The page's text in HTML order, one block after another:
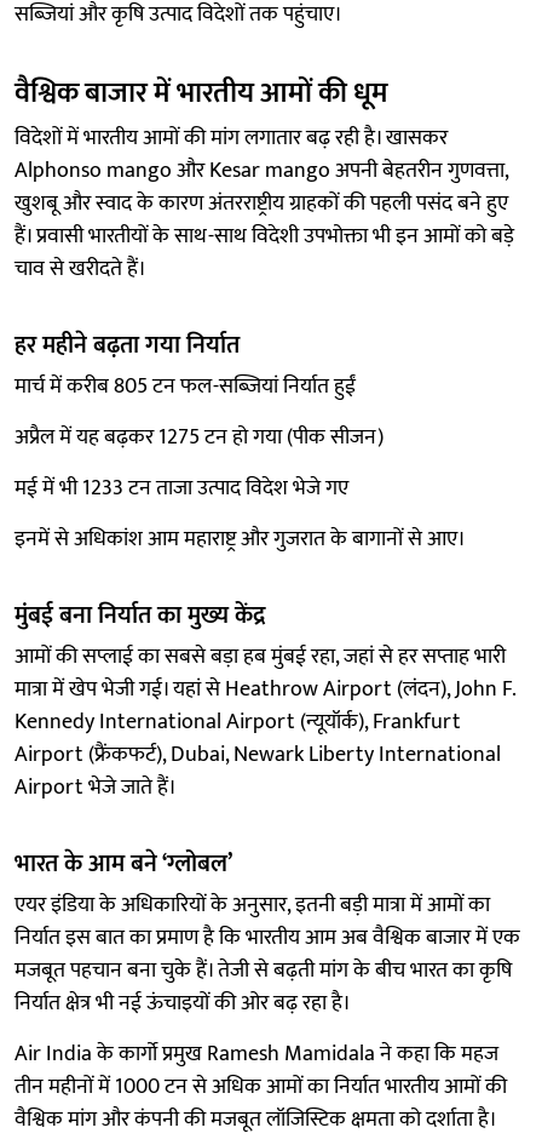
सब्जियां और कृषि उत्पाद विदेशों तक पहुंचाए।
वैश्विक बाजार में भारतीय आमों की धूम
विदेशों में भारतीय आमों की मांग लगातार बढ़ रही है। खासकर
Alphonso mango और Kesar mango अपनी बेहतरीन गुणवत्ता,
खुशबू और स्वाद के कारण अंतरराष्ट्रीय ग्राहकों की पहली पसंद बने हुए
हैं। प्रवासी भारतीयों के साथ-साथ विदेशी उपभोक्ता भी इन आमों को बड़े
चाव से खरीदते हैं।
हर महीने बढ़ता गया निर्यात
मार्च में करीब 805 टन फल-सब्जियां निर्यात हुईं
अप्रैल में यह बढ़कर 1275 टन हो गया (पीक सीजन)
मई में भी 1233 टन ताजा उत्पाद विदेश भेजे गए
इनमें से अधिकांश आम महाराष्ट्र और गुजरात के बागानों से आए।
मुंबई बना निर्यात का मुख्य केंद्र
आमों की सप्लाई का सबसे बड़ा हब मुंबई रहा, जहां से हर सप्ताह भारी
मात्रा में खेप भेजी गई। यहां से Heathrow Airport (लंदन), John F.
Kennedy International Airport (न्यूयॉर्क), Frankfurt
Airport (फ्रैंकफर्ट), Dubai, Newark Liberty International
Airport भेजे जाते हैं।
भारत के आम बने ‘ग्लोबल’
एयर इंडिया के अधिकारियों के अनुसार, इतनी बड़ी मात्रा में आमों का
निर्यात इस बात का प्रमाण है कि भारतीय आम अब वैश्विक बाजार में एक
मजबूत पहचान बना चुके हैं। तेजी से बढ़ती मांग के बीच भारत का कृषि
निर्यात क्षेत्र भी नई ऊंचाइयों की ओर बढ़ रहा है।
Air India के कार्गो प्रमुख Ramesh Mamidala ने कहा कि महज
तीन महीनों में 1000 टन से अधिक आमों का निर्यात भारतीय आमों की
वैश्विक मांग और कंपनी की मजबूत लॉजिस्टिक क्षमता को दर्शाता है।